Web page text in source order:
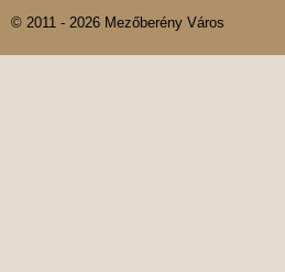
© 2011 - 2026 Mezőberény Város